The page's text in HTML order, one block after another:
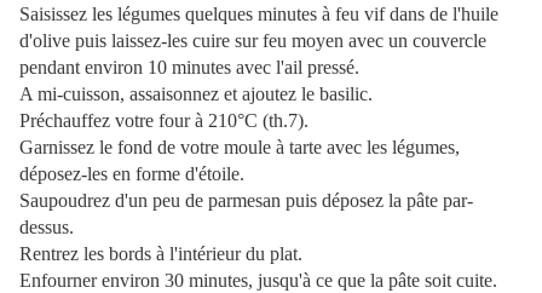
Saisissez les légumes quelques minutes à feu vif dans de l'huile
d'olive puis laissez-les cuire sur feu moyen avec un couvercle
pendant environ 10 minutes avec l'ail pressé.
A mi-cuisson, assaisonnez et ajoutez le basilic.
Préchauffez votre four à 210°C (th.7).
Garnissez le fond de votre moule à tarte avec les légumes,
déposez-les en forme d'étoile.
Saupoudrez d'un peu de parmesan puis déposez la pâte par-
dessus.
Rentrez les bords à l'intérieur du plat.
Enfourner environ 30 minutes, jusqu'à ce que la pâte soit cuite.